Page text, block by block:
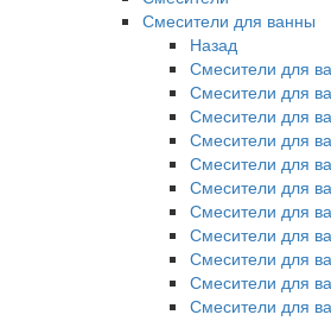
Смесители для ванны
Назад
Смесители для
Смесители для
Смесители для
Смесители для
Смесители для
Смесители для
Смесители для
Смесители для
Смесители для
Смесители для
Смесители для